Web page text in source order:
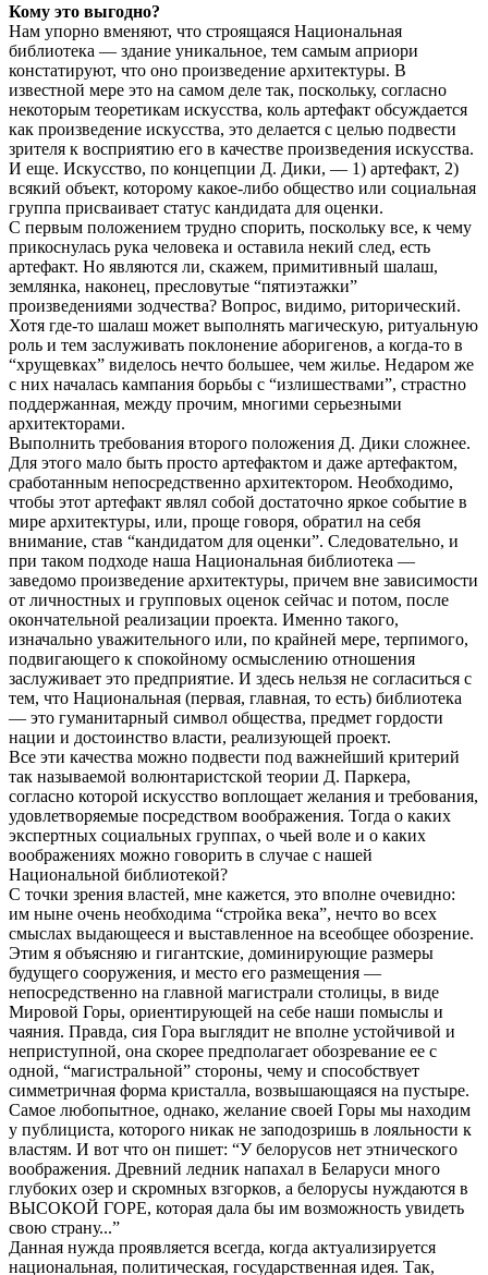
Кому это выгодно?
Нам упорно вменяют, что строящаяся Национальная
библиотека — здание уникальное, тем самым априори
констатируют, что оно произведение архитектуры. В
известной мере это на самом деле так, поскольку, согласно
некоторым теоретикам искусства, коль артефакт обсуждается
как произведение искусства, это делается с целью подвести
зрителя к восприятию его в качестве произведения искусства.
И еще. Искусство, по концепции Д. Дики, — 1) артефакт, 2)
всякий объект, которому какое-либо общество или социальная
группа присваивает статус кандидата для оценки.
С первым положением трудно спорить, поскольку все, к чему
прикоснулась рука человека и оставила некий след, есть
артефакт. Но являются ли, скажем, примитивный шалаш,
землянка, наконец, пресловутые “пятиэтажки”
произведениями зодчества? Вопрос, видимо, риторический.
Хотя где-то шалаш может выполнять магическую, ритуальную
роль и тем заслуживать поклонение аборигенов, а когда-то в
“хрущевках” виделось нечто большее, чем жилье. Недаром же
с них началась кампания борьбы с “излишествами”, страстно
поддержанная, между прочим, многими серьезными
архитекторами.
Выполнить требования второго положения Д. Дики сложнее.
Для этого мало быть просто артефактом и даже артефактом,
сработанным непосредственно архитектором. Необходимо,
чтобы этот артефакт являл собой достаточно яркое событие в
мире архитектуры, или, проще говоря, обратил на себя
внимание, став “кандидатом для оценки”. Следовательно, и
при таком подходе наша Национальная библиотека —
заведомо произведение архитектуры, причем вне зависимости
от личностных и групповых оценок сейчас и потом, после
окончательной реализации проекта. Именно такого,
изначально уважительного или, по крайней мере, терпимого,
подвигающего к спокойному осмыслению отношения
заслуживает это предприятие. И здесь нельзя не согласиться с
тем, что Национальная (первая, главная, то есть) библиотека
— это гуманитарный символ общества, предмет гордости
нации и достоинство власти, реализующей проект.
Все эти качества можно подвести под важнейший критерий
так называемой волюнтаристской теории Д. Паркера,
согласно которой искусство воплощает желания и требования,
удовлетворяемые посредством воображения. Тогда о каких
экспертных социальных группах, о чьей воле и о каких
воображениях можно говорить в случае с нашей
Национальной библиотекой?
С точки зрения властей, мне кажется, это вполне очевидно:
им ныне очень необходима “стройка века”, нечто во всех
смыслах выдающееся и выставленное на всеобщее обозрение.
Этим я объясняю и гигантские, доминирующие размеры
будущего сооружения, и место его размещения —
непосредственно на главной магистрали столицы, в виде
Мировой Горы, ориентирующей на себе наши помыслы и
чаяния. Правда, сия Гора выглядит не вполне устойчивой и
неприступной, она скорее предполагает обозревание ее с
одной, “магистральной” стороны, чему и способствует
симметричная форма кристалла, возвышающаяся на пустыре.
Самое любопытное, однако, желание своей Горы мы находим
у публициста, которого никак не заподозришь в лояльности к
властям. И вот что он пишет: “У белорусов нет этнического
воображения. Древний ледник напахал в Беларуси много
глубоких озер и скромных взгорков, а белорусы нуждаются в
ВЫСОКОЙ ГОРЕ, которая дала бы им возможность увидеть
свою страну...”
Данная нужда проявляется всегда, когда актуализируется
национальная, политическая, государственная идея. Так,